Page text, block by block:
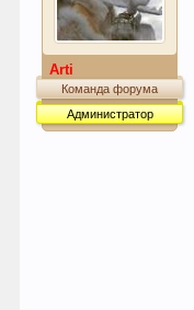
Arti
Команда форума
Администратор